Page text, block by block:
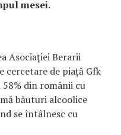
mesei.
Asociaţiei Berarii
cercetare de piaţă Gfk
din românii cu
băuturi alcoolice
se întâlnesc cu